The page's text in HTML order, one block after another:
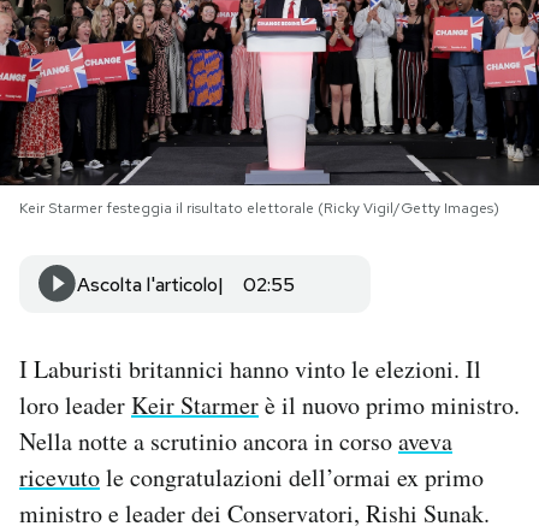
NEWSLETTER
I MIEI PREFERITI
SHOP
CALENDARIO
AREA PERSONALE
Area Personale
Newsletter
Notifiche mobile
Regala il Post
Keir Starmer festeggia il risultato elettorale (Ricky Vigil/Getty Images)
Ascolta l'articolo 02:55
I Laburisti britannici hanno vinto le elezioni. Il
loro leaderKeir Starmerè il nuovo primo ministro.
Nella notte a scrutinio ancora in corsoaveva
ricevutole congratulazioni dell’ormai ex primo
ministro e leader dei Conservatori, Rishi Sunak.